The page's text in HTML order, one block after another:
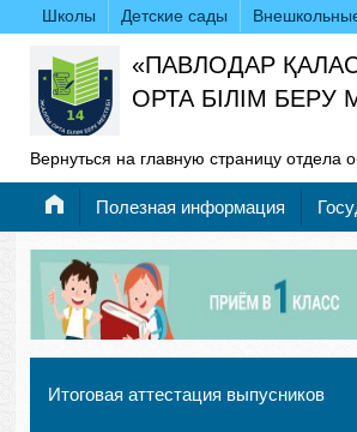
Школы Детские сады
«ПАВЛОДАР
ОРТА БІЛІМ БЕРУ
Вернуться на главную страницу отдела
Полезная информация
Итоговая аттестация выпусников